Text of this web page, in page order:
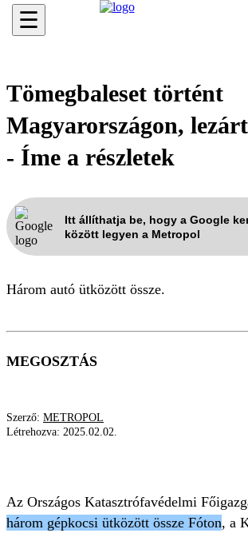
☰
Tömegbaleset történt
Magyarországon,
- Íme a részletek
Itt állíthatja be, hogy a Google
között legyen a Metropol
Három autó ütközött össze.
MEGOSZTÁS
Szerző: METROPOL
Létrehozva: 2025.02.02.
Az Országos Katasztrófavédelmi
három gépkocsi ütközött össze Fóton, a